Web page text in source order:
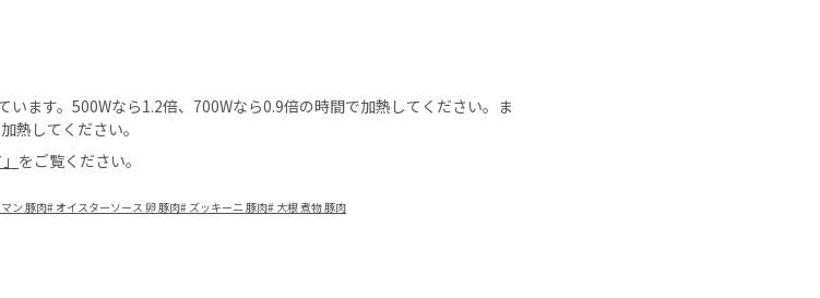
ます。500Wなら1.2倍、700Wなら0.9倍の時間で加熱してください。ま
熱してください。
をご覧ください。
ン 豚肉#オイスターソース 卵 豚肉# ズッキーニ 豚肉# 大根 煮物 豚肉